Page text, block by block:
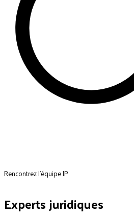
Rencontrez l'équipe IP
Experts juridiques